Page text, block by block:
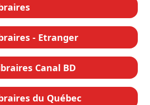
- Etranger
Canal BD
du Québec